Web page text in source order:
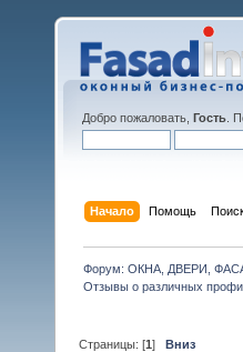
Добро пожаловать, Гость .
Начало Помощь
Форум: ОКНА, ДВЕРИ,
Отзывы о различных
Страницы: [1]Вниз